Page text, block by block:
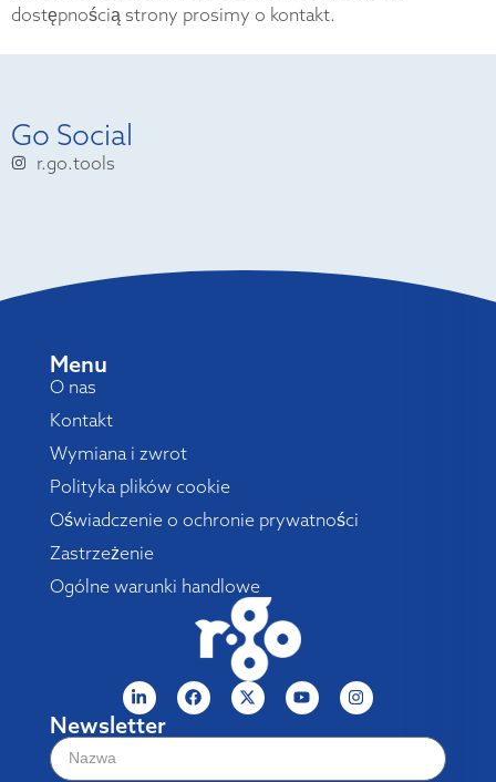
dostępnością strony prosimy o kontakt.
Go Social
r.go.tools
Menu
O nas
Kontakt
Wymiana i zwrot
Polityka plików cookie
Oświadczenie o ochronie prywatności
Zastrzeżenie
Ogólne warunki handlowe
Newsletter